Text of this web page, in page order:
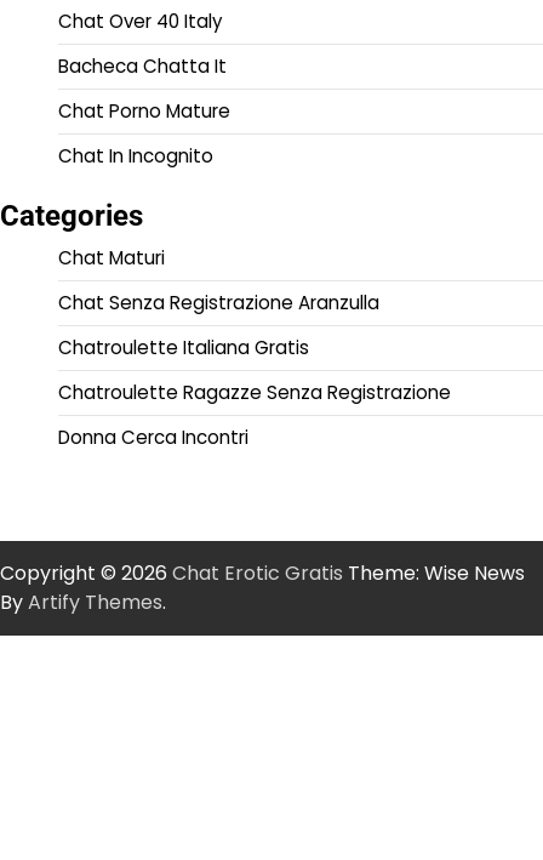
Chat Over 40 Italy
Bacheca Chatta It
Chat Porno Mature
Chat In Incognito
Categories
Chat Maturi
Chat Senza Registrazione Aranzulla
Chatroulette Italiana Gratis
Chatroulette Ragazze Senza Registrazione
Donna Cerca Incontri
Copyright © 2026 Chat Erotic Gratis Theme: Wise News
ByArtify Themes.